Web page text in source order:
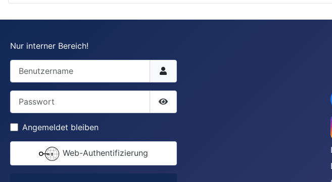
Nur interner Bereich!
Benutzername
Passwort
Passwort anzeigen
Angemeldet bleiben
Web-Authentifizierung